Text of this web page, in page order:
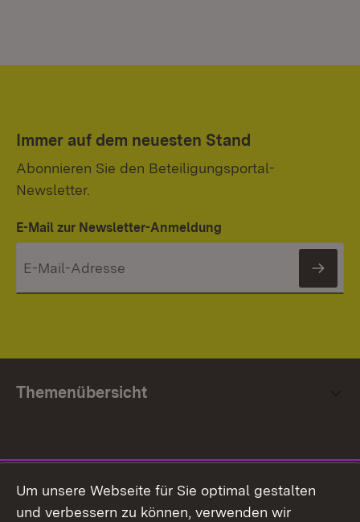
Immer auf dem neuesten Stand
Abonnieren Sie den Beteiligungsportal-
Newsletter.
E-Mail zur Newsletter-Anmeldung
Themenübersicht
Facebook
Um unsere Webseite für Sie optimal gestalten
und verbessern zu können, verwenden wir